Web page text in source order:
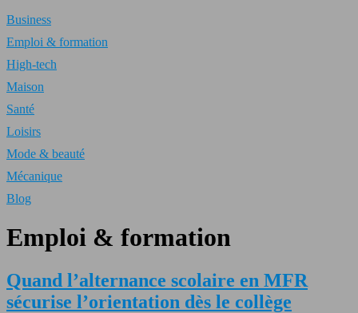
Business
Emploi & formation
High-tech
Maison
Santé
Loisirs
Mode & beauté
Mécanique
Blog
Emploi & formation
Quand l’alternance scolaire en MFR
sécurise l’orientation dès le collège